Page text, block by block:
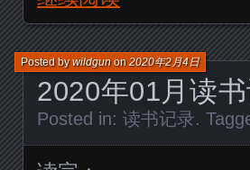
2020年01月读
Posted bywildgunon2020年2月4日
Posted in: 读书记录.